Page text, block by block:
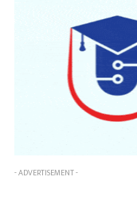
- ADVERTISEMENT -